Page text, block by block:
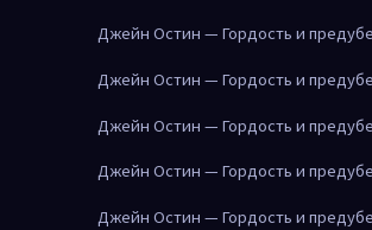
Джейн Остин — Гордость и
Джейн Остин — Гордость и
Джейн Остин — Гордость и
Джейн Остин — Гордость и
Джейн Остин — Гордость и